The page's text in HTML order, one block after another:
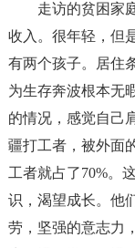
走访的贫困家
收入。很年轻，但
有两个孩子。居住
为生存奔波根本无
的情况，感觉自己
疆打工者，被外面
工者就占了70%。
识，渴望成长。他
劳，坚强的意志力